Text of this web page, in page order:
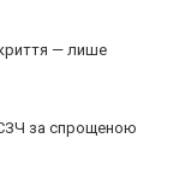
— лише
за спрощеною